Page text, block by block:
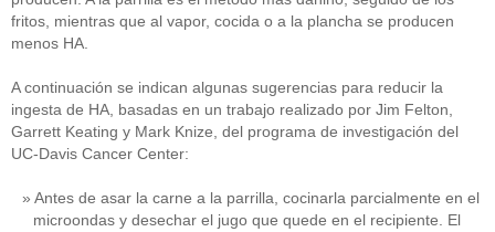
fritos, mientras que al vapor, cocida o a la plancha se producen
menos HA.
A continuación se indican algunas sugerencias para reducir la
ingesta de HA, basadas en un trabajo realizado por Jim Felton,
Garrett Keating y Mark Knize, del programa de investigación del
UC-Davis Cancer Center:
Antes de asar la carne a la parrilla, cocinarla parcialmente en el
microondas y desechar el jugo que quede en el recipiente. El